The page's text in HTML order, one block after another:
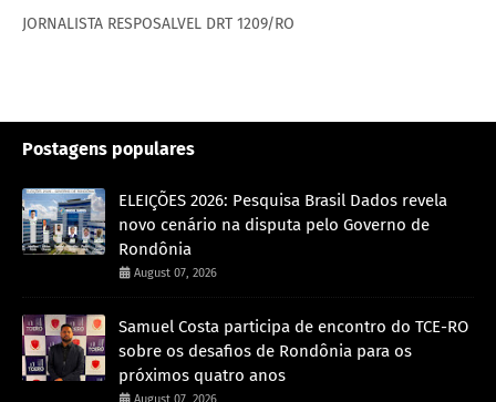
JORNALISTA RESPOSALVEL DRT 1209/RO
Postagens populares
ELEIÇÕES 2026: Pesquisa Brasil Dados revela
novo cenário na disputa pelo Governo de
Rondônia
August 07, 2026
Samuel Costa participa de encontro do TCE-RO
sobre os desafios de Rondônia para os
próximos quatro anos